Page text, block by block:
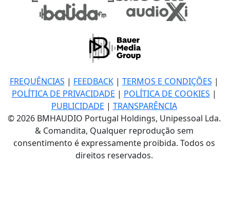
FREQUÊNCIAS | FEEDBACK| TERMOS E CONDIÇÕES |
POLÍTICA DE PRIVACIDADE | POLÍTICA DE COOKIES |
PUBLICIDADE | TRANSPARÊNCIA
© 2026 BMHAUDIO Portugal Holdings, Unipessoal Lda.
& Comandita, Qualquer reprodução sem
consentimento é expressamente proibida. Todos os
direitos reservados.